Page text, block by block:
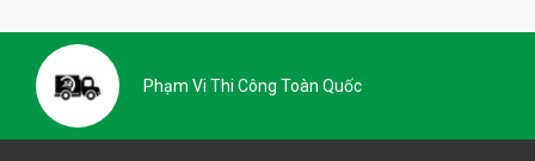
Phạm Vi Thi Công Toàn Quốc